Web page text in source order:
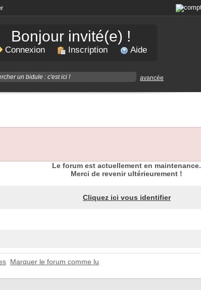
Bonjour invité(e) !
Connexion Inscription Aide
avancée
Le forum est actuellement en maintenance.
Merci de revenir ultérieurement !
Cliquez ici vous identifier
Marquer le forum comme lu